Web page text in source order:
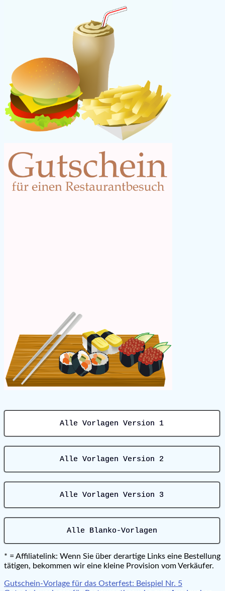
Alle Vorlagen Version 1
Alle Vorlagen Version 2
Alle Vorlagen Version 3
Alle Blanko-Vorlagen
* = Affiliatelink: Wenn Sie über derartige Links eine Bestellung
tätigen, bekommen wir eine kleine Provision vom Verkäufer.
Beitragsnavigation
Gutschein-Vorlage für das Osterfest: Beispiel Nr. 5